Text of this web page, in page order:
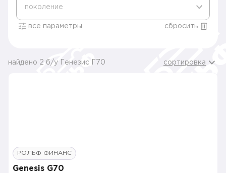
поколение
все параметры сбросить
найдено 2 б/у Генезис Г70 сортировка
РОЛЬФ ФИНАНС
Genesis G70